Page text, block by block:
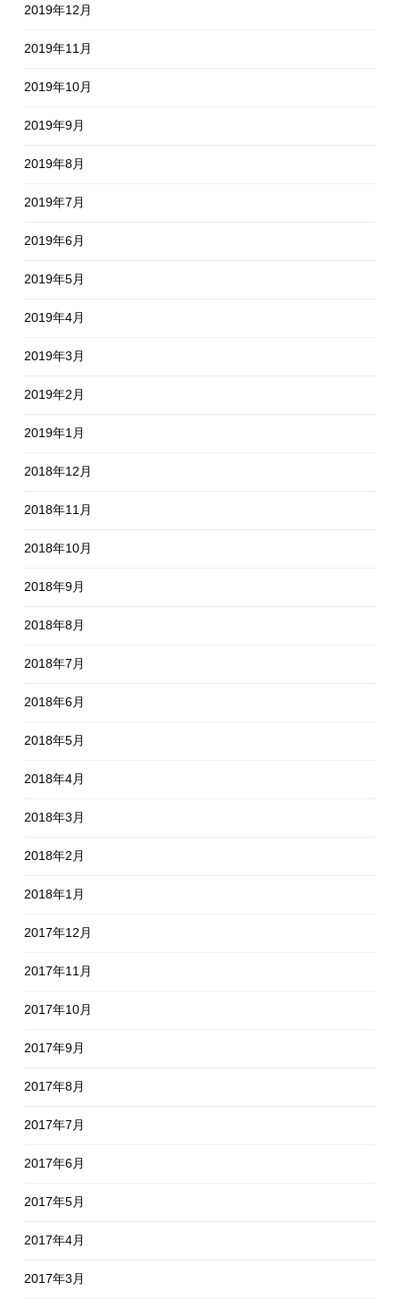
2019年12月
2019年11月
2019年10月
2019年9月
2019年8月
2019年7月
2019年6月
2019年5月
2019年4月
2019年3月
2019年2月
2019年1月
2018年12月
2018年11月
2018年10月
2018年9月
2018年8月
2018年7月
2018年6月
2018年5月
2018年4月
2018年3月
2018年2月
2018年1月
2017年12月
2017年11月
2017年10月
2017年9月
2017年8月
2017年7月
2017年6月
2017年5月
2017年4月
2017年3月